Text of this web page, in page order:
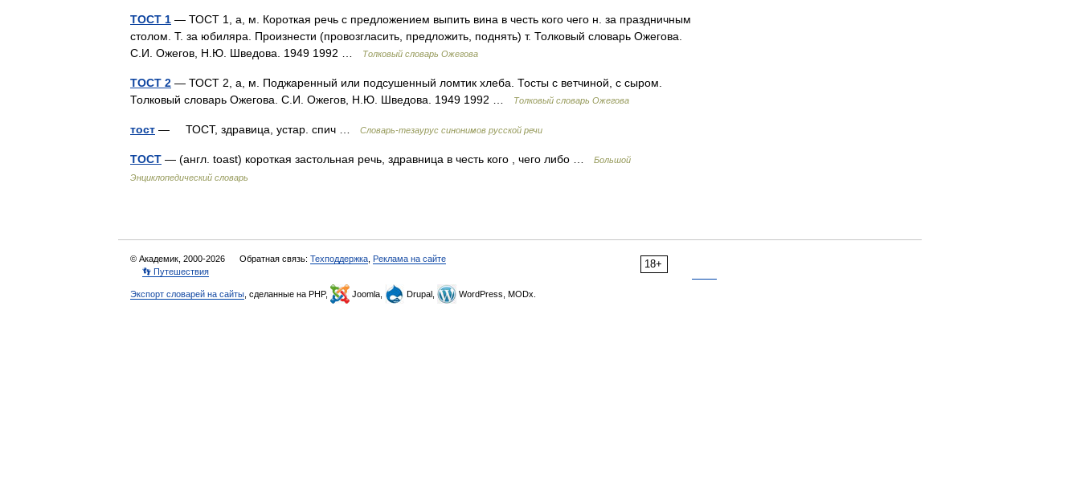
ТОСТ 1 — ТОСТ 1, а, м. Короткая речь с предложением выпить вина в честь кого чего н. за праздничным
столом. Т. за юбиляра. Произнести (провозгласить, предложить, поднять) т. Толковый словарь Ожегова.
С.И. Ожегов, Н.Ю. Шведова. 1949 1992 …
Толковый словарь Ожегова
ТОСТ 2 — ТОСТ 2, а, м. Поджаренный или подсушенный ломтик хлеба. Тосты с ветчиной, с сыром.
Толковый словарь Ожегова. С.И. Ожегов, Н.Ю. Шведова. 1949 1992 …
Толковый словарь Ожегова
тост — ТОСТ, здравица, устар. спич … Словарь-тезаурус синонимов русской речи
ТОСТ — (англ. toast) короткая застольная речь, здравница в честь кого , чего либо …
Большой
Энциклопедический словарь
18+
© Академик, 2000-2026 Обратная связь: Техподдержка Реклама на сайте
👣 Путешествия
Экспорт словарей на сайты , сделанные на PHP, Joomla, Drupal, WordPress, MODx.